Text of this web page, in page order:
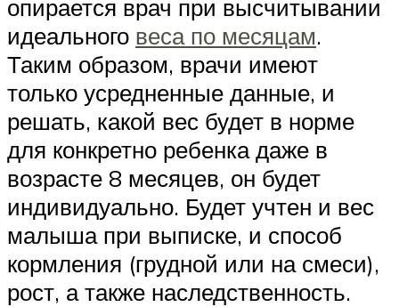
опирается врач при высчитывании
идеального веса по месяцам.
Таким образом, врачи имеют
только усредненные данные, и
решать, какой вес будет в норме
для конкретно ребенка даже в
возрасте 8 месяцев, он будет
индивидуально. Будет учтен и вес
малыша при выписке, и способ
кормления (грудной или на смеси),
рост, а также наследственность.